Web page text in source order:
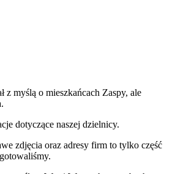
z myślą o mieszkańcach Zaspy, ale
dotyczące naszej dzielnicy.
zdjęcia oraz adresy firm to tylko część